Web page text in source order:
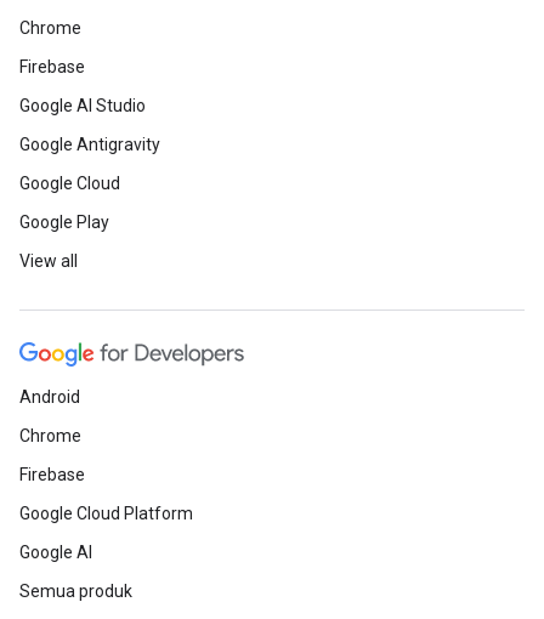
Chrome
Firebase
Google AI Studio
Google Antigravity
Google Cloud
Google Play
View all
Android
Chrome
Firebase
Google Cloud Platform
Google AI
Semua produk